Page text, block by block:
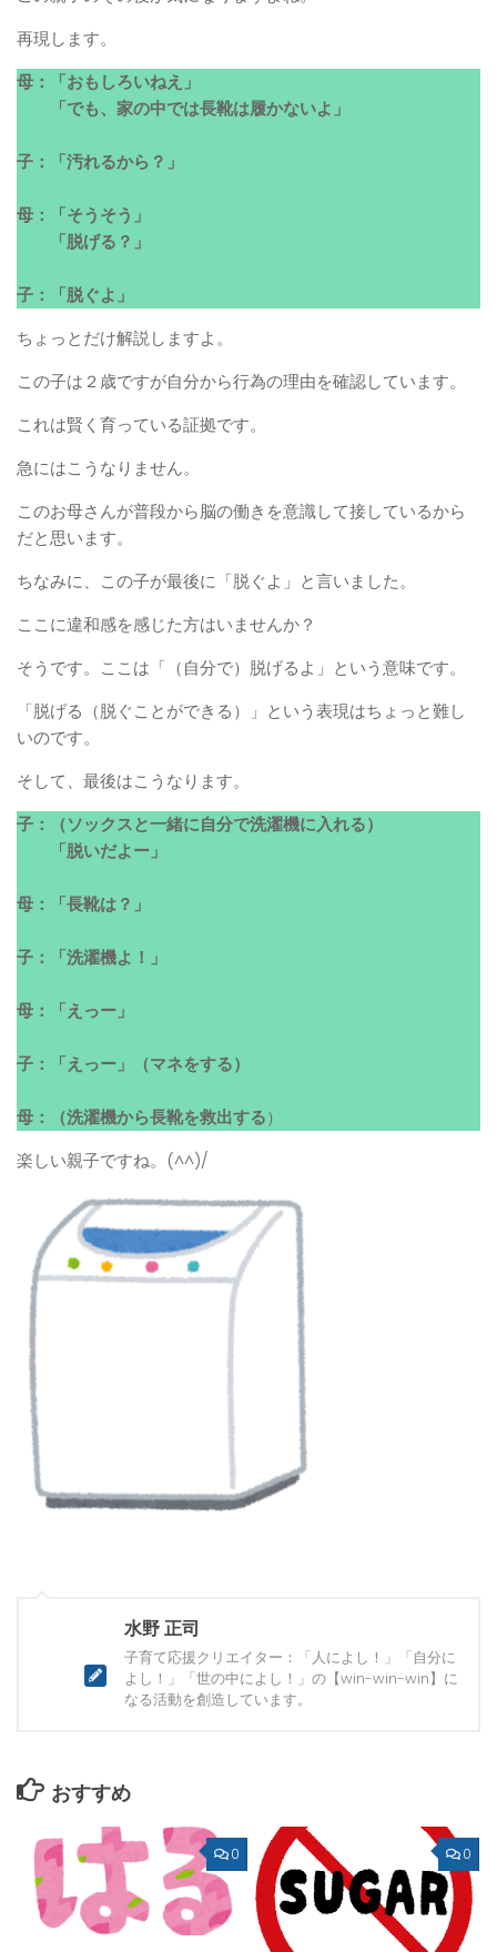
再現します。
母：「おもしろいねえ」
「でも、家の中では長靴は履かないよ」
子：「汚れるから？」
母：「そうそう」
「脱げる？」
子：「脱ぐよ」
ちょっとだけ解説しますよ。
この子は２歳ですが自分から行為の理由を確認しています。
これは賢く育っている証拠です。
急にはこうなりません。
このお母さんが普段から脳の働きを意識して接しているから
だと思います。
ちなみに、この子が最後に「脱ぐよ」と言いました。
ここに違和感を感じた方はいませんか？
そうです。ここは「（自分で）脱げるよ」という意味です。
「脱げる（脱ぐことができる）」という表現はちょっと難し
いのです。
そして、最後はこうなります。
子：（ソックスと一緒に自分で洗濯機に入れる）
「脱いだよー」
母：「長靴は？」
子：「洗濯機よ！」
母：「えっー」
子：「えっー」（マネをする）
母：（洗濯機から長靴を救出する）
楽しい親子ですね。(^^)/
水野 正司
子育て応援クリエイター：「人によし！」「自分に
よし！」「世の中によし！」の【win-win-win】に
なる活動を創造しています。
おすすめ
0 0